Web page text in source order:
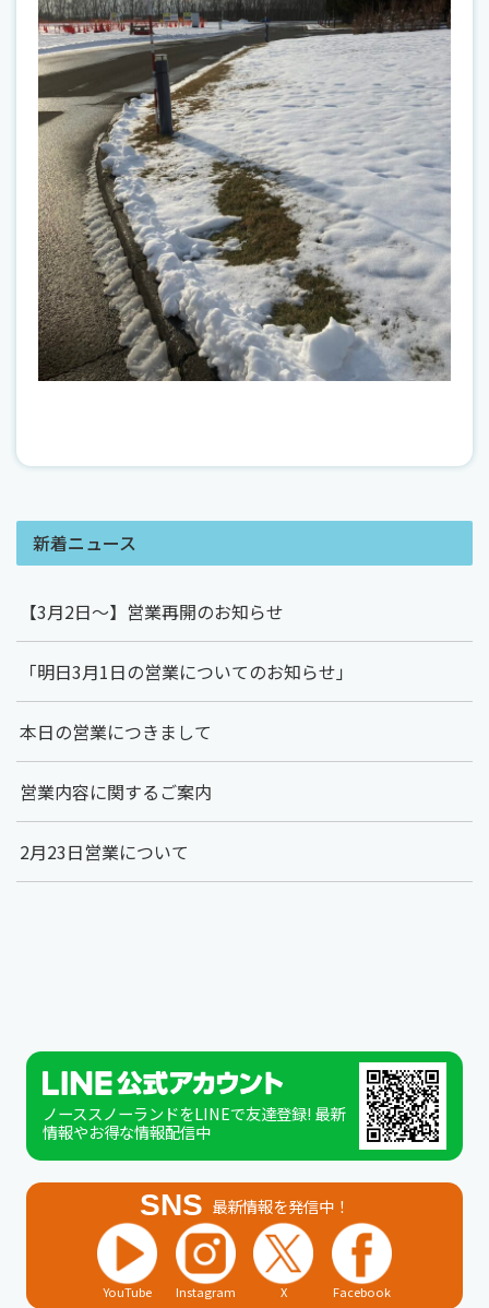
新着ニュース
【3月2日～】営業再開のお知らせ
「明日3月1日の営業についてのお知らせ」
本日の営業につきまして
営業内容に関するご案内
2月23日営業について
ノーススノーランドをLINEで友達登録! 最新
情報やお得な情報配信中
SNS 最新情報を発信中！
YouTube Instagram X Facebook